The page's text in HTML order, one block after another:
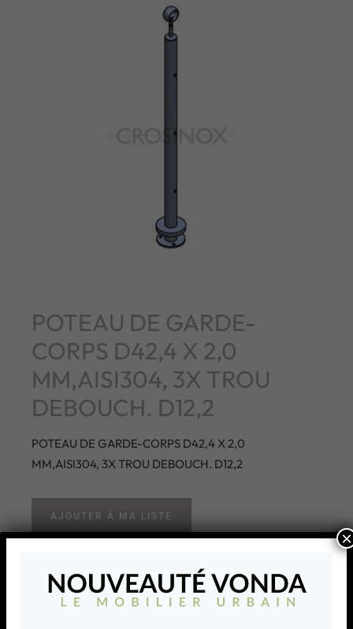
POTEAU DE GARDE-
CORPS D42,4 X 2,0
MM,AISI304, 3X TROU
DEBOUCH. D12,2
POTEAU DE GARDE-CORPS D42,4 X 2,0
MM,AISI304, 3X TROU DEBOUCH. D12,2
AJOUTER À MA LISTE
×